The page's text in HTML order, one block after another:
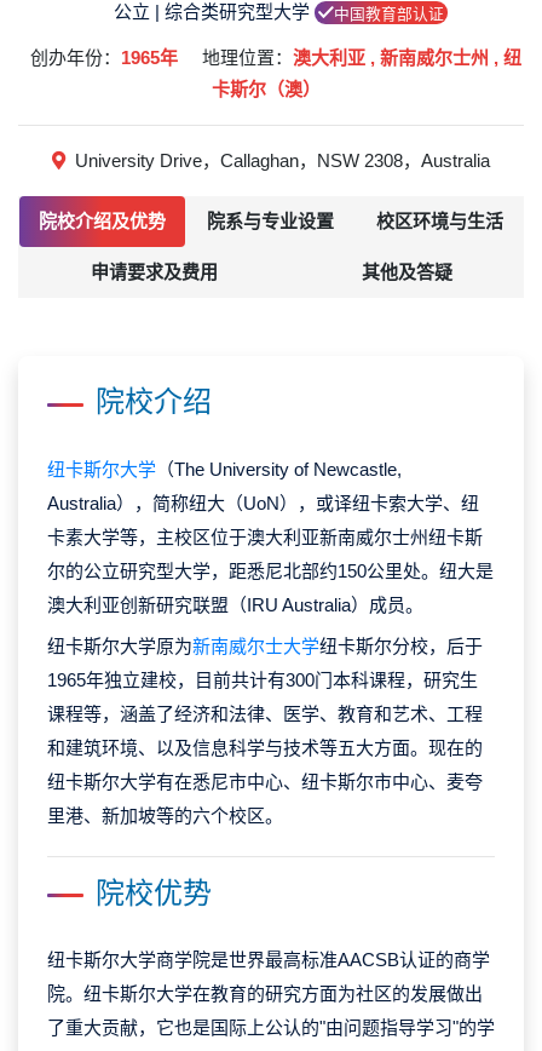
公立 | 综合类研究型大学 中国教育部认证
创办年份： 1965年 地理位置： 澳大利亚 , 新南威尔士州 , 纽
卡斯尔（澳）
University Drive，Callaghan，NSW 2308，Australia
院校介绍及优势 院系与专业设置 校区环境与生活
申请要求及费用 其他及答疑
院校介绍
纽卡斯尔大学 （The University of Newcastle,
Australia），简称纽大（UoN），或译纽卡索大学、纽
卡素大学等，主校区位于澳大利亚新南威尔士州纽卡斯
尔的公立研究型大学，距悉尼北部约150公里处。纽大是
澳大利亚创新研究联盟（IRU Australia）成员。
纽卡斯尔大学原为新南威尔士大学纽卡斯尔分校，后于
1965年独立建校，目前共计有300门本科课程，研究生
课程等，涵盖了经济和法律、医学、教育和艺术、工程
和建筑环境、以及信息科学与技术等五大方面。现在的
纽卡斯尔大学有在悉尼市中心、纽卡斯尔市中心、麦夸
里港、新加坡等的六个校区。
院校优势
纽卡斯尔大学商学院是世界最高标准AACSB认证的商学
院。纽卡斯尔大学在教育的研究方面为社区的发展做出
了重大贡献，它也是国际上公认的"由问题指导学习"的学